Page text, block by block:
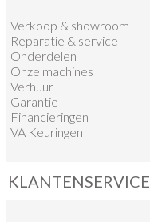
Verkoop & showroom
Reparatie & service
Onderdelen
Onze machines
Verhuur
Garantie
Financieringen
VA Keuringen
KLANTENSERVICE